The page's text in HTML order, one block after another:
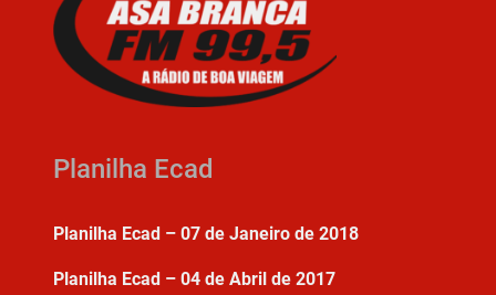
Planilha Ecad
Planilha Ecad – 07 de Janeiro de 2018
Planilha Ecad – 04 de Abril de 2017